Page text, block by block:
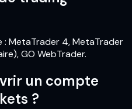
: MetaTrader 4, MetaTrader
GO WebTrader.
un compte
?